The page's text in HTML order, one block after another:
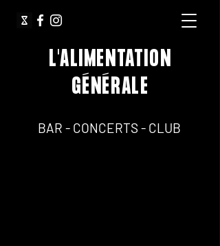
L'ALIMENTATION
GÉNÉRALE
BAR - CONCERTS - CLUB